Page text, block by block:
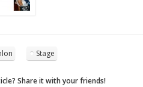
Stage
Share it with your friends!